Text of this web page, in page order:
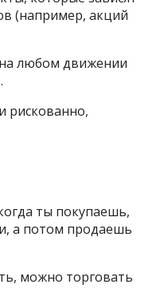
(например, акций
любом движении
рискованно,
ты покупаешь,
а потом продаешь
можно торговать